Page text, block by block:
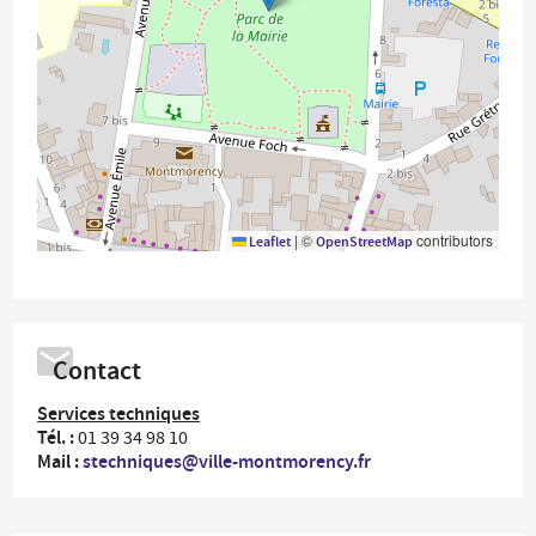
Leaflet | ©OpenStreetMapcontributors
Contact
Services techniques
Tél. :01 39 34 98 10
Mail :stechniques@ville-montmorency.fr